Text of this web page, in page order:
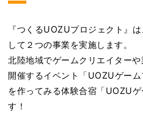
『つくるUOZUプロジェクト』
して２つの事業を実施します。
北陸地域でゲームクリエイター
開催するイベント「UOZUゲー
を作ってみる体験合宿「UOZU
す！